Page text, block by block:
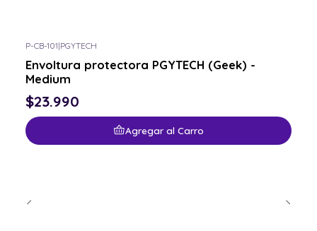
P-CB-101|PGYTECH
Envoltura protectora PGYTECH (Geek) -
Medium
$23.990
Agregar al Carro